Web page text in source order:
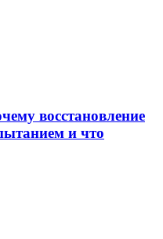
восстановление
и что